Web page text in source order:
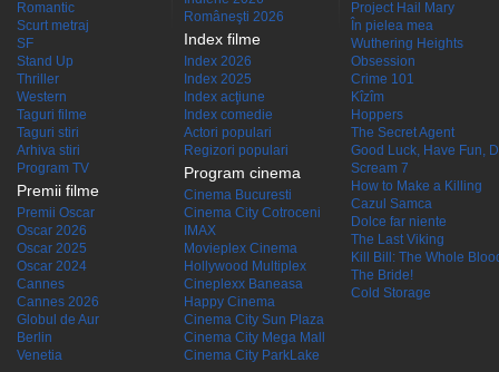
Romantic
Scurt metraj
SF
Stand Up
Thriller
Western
Taguri filme
Taguri stiri
Arhiva stiri
Program TV
Premii filme
Premii Oscar
Oscar 2026
Oscar 2025
Oscar 2024
Cannes
Cannes 2026
Globul de Aur
Berlin
Venetia
Româneşti 2026
Index filme
Index 2026
Index 2025
Index acţiune
Index comedie
Actori populari
Regizori populari
Program cinema
Cinema Bucuresti
Cinema City Cotroceni
IMAX
Movieplex Cinema
Hollywood Multiplex
Cineplexx Baneasa
Happy Cinema
Cinema City Sun Plaza
Cinema City Mega Mall
Cinema City ParkLake
Project Hail Mary
În pielea mea
Wuthering Heights
Obsession
Crime 101
Kîzîm
Hoppers
The Secret Agent
Good Luck, Have Fun,
Scream 7
How to Make a Killing
Cazul Samca
Dolce far niente
The Last Viking
Kill Bill: The Whole
The Bride!
Cold Storage